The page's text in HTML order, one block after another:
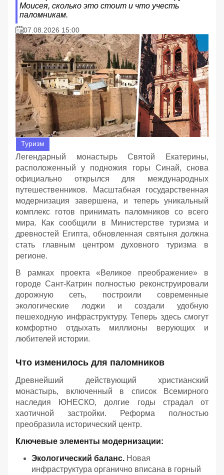
Моисея, сколько это стоит и что учесть
паломникам.
07.08.2026 15:00
Туризм
Легендарный монастырь Святой Екатерины,
расположенный у подножия горы Синай, снова
официально открылся для международных
путешественников. Масштабная государственная
модернизация завершена, и теперь уникальный
комплекс готов принимать паломников со всего
мира. Как сообщили в Министерстве туризма и
древностей Египта, обновленная святыня должна
стать главным центром духовного туризма в
регионе.
В рамках проекта «Великое преображение» в
городе Сант-Катрин полностью реконструировали
дорожную сеть, построили современные
экологические лоджи и создали удобную
пешеходную инфраструктуру. Теперь здесь смогут
комфортно отдыхать миллионы верующих и
любителей истории.
Что изменилось для паломников
Древнейший действующий христианский
монастырь, включенный в список Всемирного
наследия ЮНЕСКО, долгие годы страдал от
хаотичной застройки. Реформа полностью
преобразила исторический центр.
Ключевые элементы модернизации:
Экологический баланс. Новая
инфраструктура органично вписана в горный